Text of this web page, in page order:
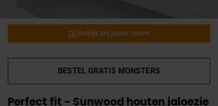
Bekijk bij jouw raam
BESTEL GRATIS MONSTERS
Perfect fit - Sunwood houten jaloezie